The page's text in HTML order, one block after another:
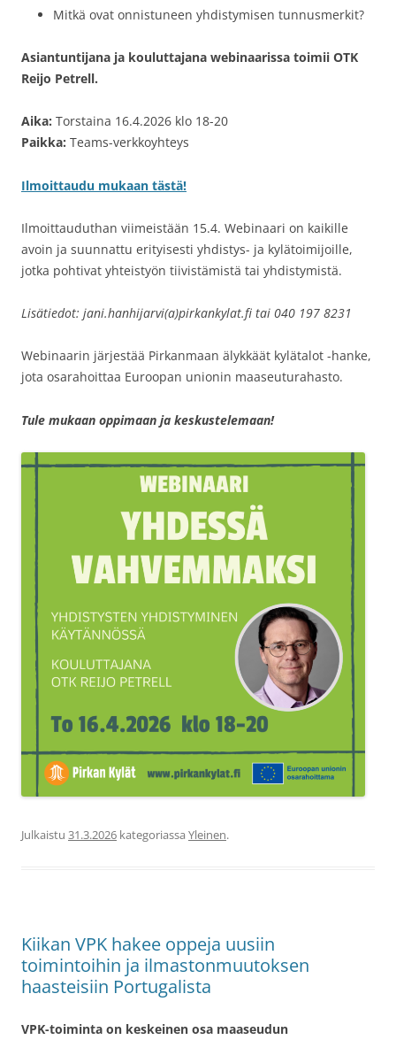
Mitkä ovat onnistuneen yhdistymisen tunnusmerkit?
Asiantuntijana ja kouluttajana webinaarissa toimii OTK
Reijo Petrell.
Aika: Torstaina 16.4.2026 klo 18-20
Paikka: Teams-verkkoyhteys
Ilmoittaudu mukaan tästä!
Ilmoittauduthan viimeistään 15.4. Webinaari on kaikille
avoin ja suunnattu erityisesti yhdistys- ja kylätoimijoille,
jotka pohtivat yhteistyön tiivistämistä tai yhdistymistä.
Lisätiedot: jani.hanhijarvi(a)pirkankylat.fi tai 040 197 8231
Webinaarin järjestää Pirkanmaan älykkäät kylätalot -hanke,
jota osarahoittaa Euroopan unionin maaseuturahasto.
Tule mukaan oppimaan ja keskustelemaan!
Julkaistu 31.3.2026 kategoriassa Yleinen.
Kiikan VPK hakee oppeja uusiin
toimintoihin ja ilmastonmuutoksen
haasteisiin Portugalista
VPK-toiminta on keskeinen osa maaseudun